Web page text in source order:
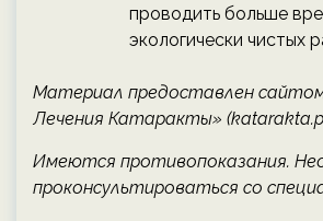
проводить больше
экологически чистых
Материал предоставлен
Лечения Катаракты»
Имеются противопоказания.
проконсультироваться со